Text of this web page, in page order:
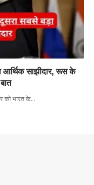
साझीदार, रूस के
को भारत के…